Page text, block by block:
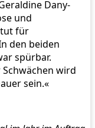
Dany-
und
für
den beiden
spürbar.
wird
sein.«